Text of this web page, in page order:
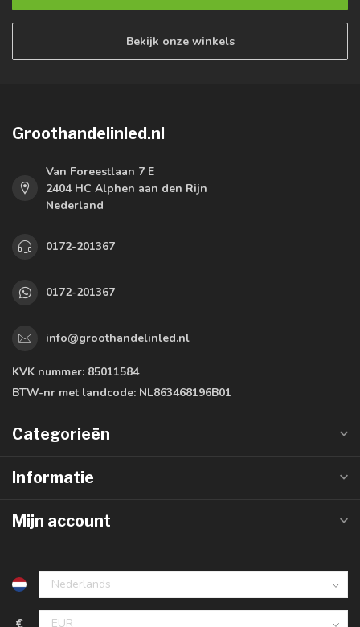
Bekijk onze winkels
Groothandelinled.nl
Van Foreestlaan 7 E
2404 HC Alphen aan den Rijn
Nederland
0172-201367
0172-201367
info@groothandelinled.nl
KVK nummer: 85011584
BTW-nr met landcode: NL863468196B01
Categorieën
Informatie
Mijn account
€